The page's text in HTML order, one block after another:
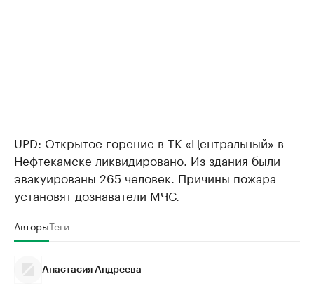
UPD: Открытое горение в ТК «Центральный» в
Нефтекамске ликвидировано. Из здания были
эвакуированы 265 человек. Причины пожара
установят дознаватели МЧС.
АвторыТеги
Анастасия Андреева